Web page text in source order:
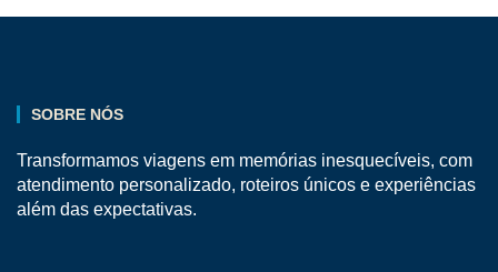
SOBRE NÓS
Transformamos viagens em memórias inesquecíveis, com
atendimento personalizado, roteiros únicos e experiências
além das expectativas.